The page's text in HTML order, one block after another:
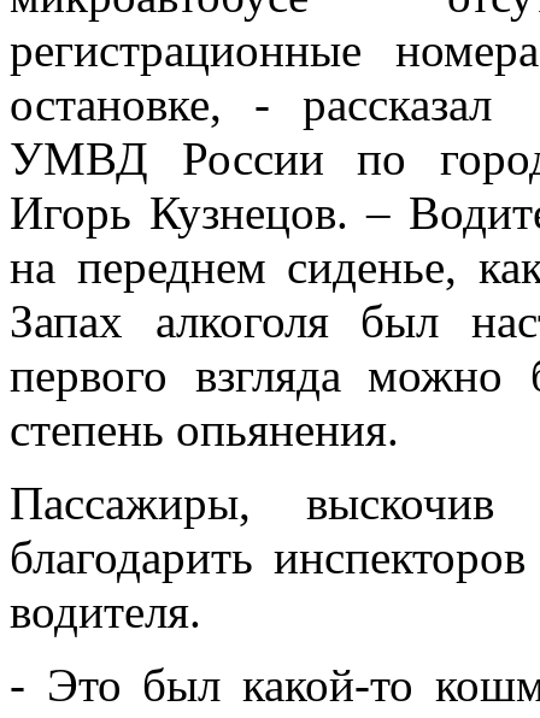
регистрационные
остановке, -
УМВД России по
Игорь Кузнецов. –
на переднем сиденье,
Запах алкоголя был
первого взгляда
степень опьянения.
Пассажиры,
благодарить
водителя.
- Это был какой-то